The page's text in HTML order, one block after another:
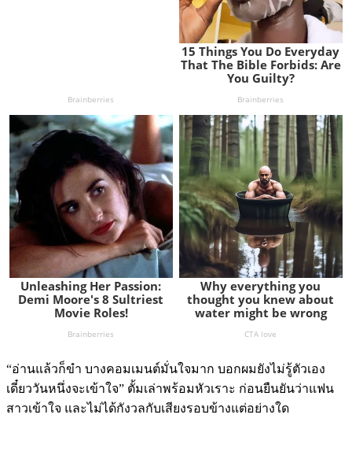
“อ่านแล้วก็ขำ บางคอมเมนต์มั่นใจมาก บอกผมยังไม่รู้ตัวเอง
เดี๋ยววันหนึ่งจะเข้าใจ” ตั้มเล่าพร้อมหัวเราะ ก่อนยืนยันว่าแฟน
สาวเข้าใจ และไม่ได้กังวลกับเสียงรอบข้างแต่อย่างใด